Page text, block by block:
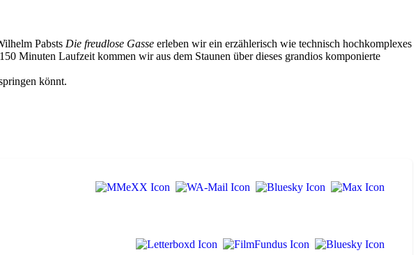
Pabsts Die freudlose Gasse erleben wir ein erzählerisch wie technisch hochkomplexes
Minuten Laufzeit kommen wir aus dem Staunen über dieses grandios komponierte
könnt.